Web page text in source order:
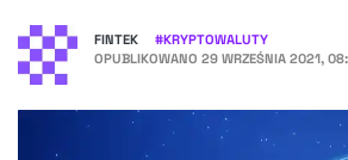
FINTEK #KRYPTOWALUTY
OPUBLIKOWANO 29 WRZEŚNIA 2021,